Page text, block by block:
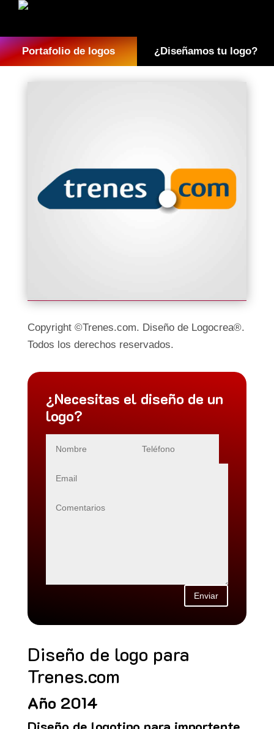
Portafolio de logos ¿Diseñamos tu logo?
Copyright ©Trenes.com. Diseño de Logocrea®.
Todos los derechos reservados.
¿Necesitas el diseño de un
logo?
Enviar
Diseño de logo para
Trenes.com
Año 2014